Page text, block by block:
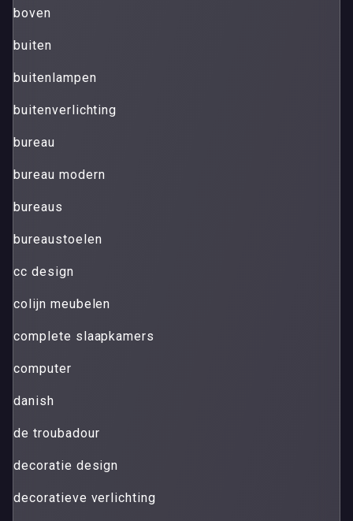
boven
buiten
buitenlampen
buitenverlichting
bureau
bureau modern
bureaus
bureaustoelen
cc design
colijn meubelen
complete slaapkamers
computer
danish
de troubadour
decoratie design
decoratieve verlichting